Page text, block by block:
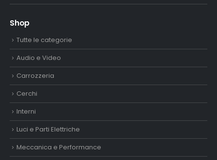
Shop
Tutte le categorie
Audio e Video
Carrozzeria
Cerchi
Interni
Luci e Parti Elettriche
Meccanica e Performance